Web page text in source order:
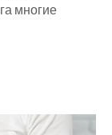
многие